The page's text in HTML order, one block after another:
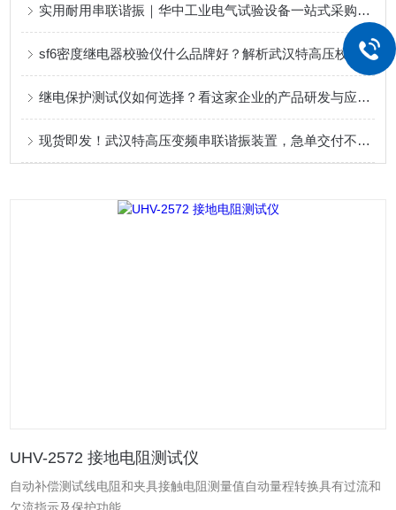
实用耐用串联谐振｜华中工业电气试验设备一站式采购平台口碑之选
sf6密度继电器校验仪什么品牌好？解析武汉特高压校验仪的实用功能
继电保护测试仪如何选择？看这家企业的产品研发与应用实践
现货即发！武汉特高压变频串联谐振装置，急单交付不等待
UHV-2572 接地电阻测试仪
自动补偿测试线电阻和夹具接触电阻测量值自动量程转换具有过流和